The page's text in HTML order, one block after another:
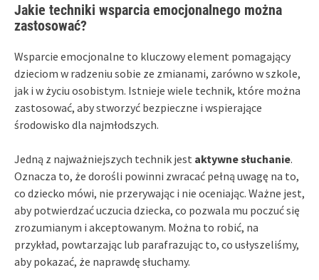
Jakie techniki wsparcia emocjonalnego można
zastosować?
Wsparcie emocjonalne to kluczowy element pomagający
dzieciom w radzeniu sobie ze zmianami, zarówno w szkole,
jak i w życiu osobistym. Istnieje wiele technik, które można
zastosować, aby stworzyć bezpieczne i wspierające
środowisko dla najmłodszych.
Jedną z najważniejszych technik jest aktywne słuchanie.
Oznacza to, że dorośli powinni zwracać pełną uwagę na to,
co dziecko mówi, nie przerywając i nie oceniając. Ważne jest,
aby potwierdzać uczucia dziecka, co pozwala mu poczuć się
zrozumianym i akceptowanym. Można to robić, na
przykład, powtarzając lub parafrazując to, co usłyszeliśmy,
aby pokazać, że naprawdę słuchamy.